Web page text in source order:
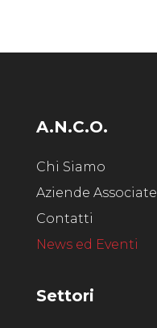
A.N.C.O.
Chi Siamo
Aziende Associate
Contatti
News ed Eventi
Settori